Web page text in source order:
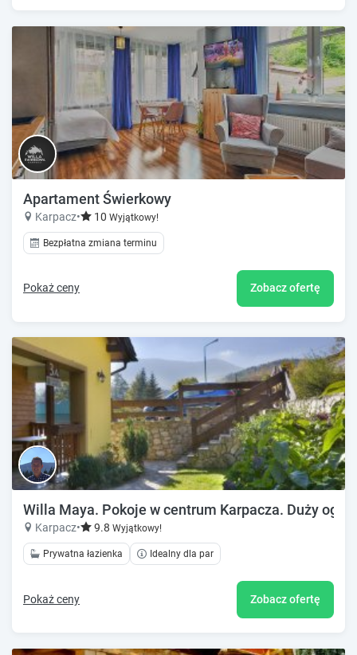
Apartament Świerkowy
Karpacz• 10 Wyjątkowy!
Bezpłatna zmiana terminu
Pokaż ceny Zobacz ofertę
Willa Maya. Pokoje w centrum Karpacza. Duży
Karpacz• 9.8 Wyjątkowy!
Prywatna łazienka Idealny dla par
Pokaż ceny Zobacz ofertę